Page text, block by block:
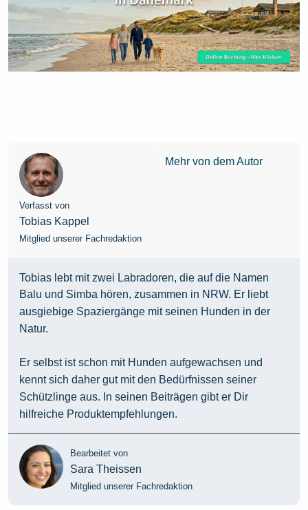
Verfasst von
Tobias Kappel
Mitglied unserer Fachredaktion
Mehr von dem Autor
Tobias lebt mit zwei Labradoren, die auf die Namen
Balu und Simba hören, zusammen in NRW. Er liebt
ausgiebige Spaziergänge mit seinen Hunden in der
Natur.
Er selbst ist schon mit Hunden aufgewachsen und
kennt sich daher gut mit den Bedürfnissen seiner
Schützlinge aus. In seinen Beiträgen gibt er Dir
hilfreiche Produktempfehlungen.
Bearbeitet von
Sara Theissen
Mitglied unserer Fachredaktion